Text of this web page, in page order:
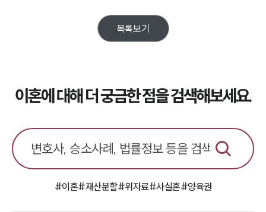
목록보기
이혼에 대해 더 궁금한 점을 검색해보세요.
#이혼#재산분할#위자료#사실혼#양육권